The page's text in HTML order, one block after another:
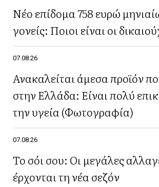
Νέο επίδομα 758 ευρώ
γονείς: Ποιοι είναι οι
07.08.26
Ανακαλείται άμεσα προϊόν
στην Ελλάδα: Είναι πολύ
την υγεία (Φωτογραφία)
07.08.26
Το σόι σου: Οι μεγάλες
έρχονται τη νέα σεζόν